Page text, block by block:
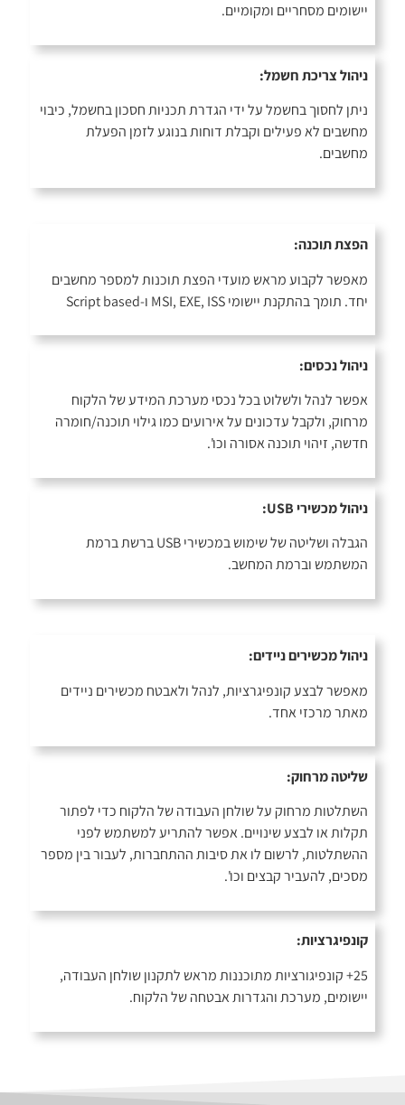
יישומים מסחריים ומקומיים.
ניהול צריכת חשמל:
ניתן לחסוך בחשמל על ידי הגדרת תכניות חסכון בחשמל, כיבוי
מחשבים לא פעילים וקבלת דוחות בנוגע לזמן הפעלת
מחשבים.
הפצת תוכנה:
מאפשר לקבוע מראש מועדי הפצת תוכנות למספר מחשבים
יחד. תומך בהתקנת יישומי MSI, EXE, ISS ו-Script based
ניהול נכסים:
אפשר לנהל ולשלוט בכל נכסי מערכת המידע של הלקוח
מרחוק, ולקבל עדכונים על אירועים כמו גילוי תוכנה/חומרה
חדשה, זיהוי תוכנה אסורה וכו'.
ניהול מכשירי USB:
הגבלה ושליטה של שימוש במכשירי USB ברשת ברמת
המשתמש וברמת המחשב.
ניהול מכשירים ניידים:
מאפשר לבצע קונפיגרציות, לנהל ולאבטח מכשירים ניידים
מאתר מרכזי אחד.
שליטה מרחוק:
השתלטות מרחוק על שולחן העבודה של הלקוח כדי לפתור
תקלות או לבצע שינויים. אפשר להתריע למשתמש לפני
ההשתלטות, לרשום לו את סיבות ההתחברות, לעבור בין מספר
מסכים, להעביר קבצים וכו'.
קונפיגרציות:
25+ קונפיגורציות מתוכננות מראש לתקנון שולחן העבודה,
יישומים, מערכת והגדרות אבטחה של הלקוח.